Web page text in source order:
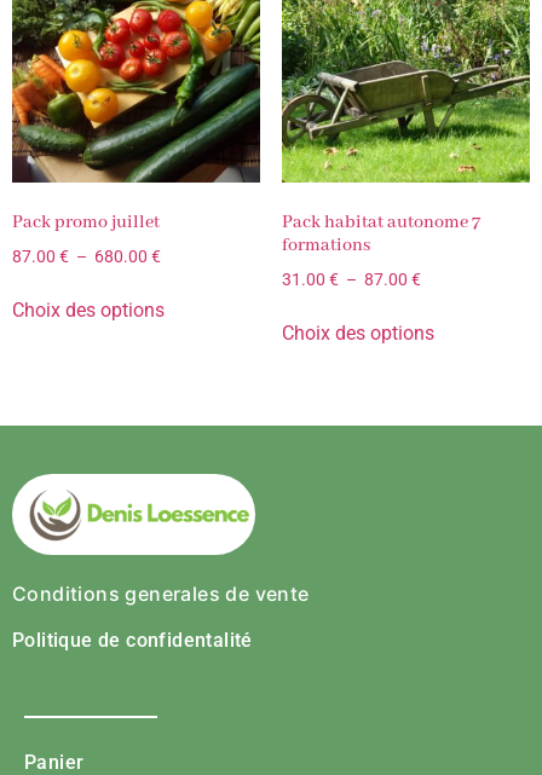
Pack promo juillet
87.00 € – 680.00 €
Choix des options
Pack habitat autonome 7
formations
31.00 € – 87.00 €
Choix des options
Conditions generales de vente
Politique de confidentalité
Panier